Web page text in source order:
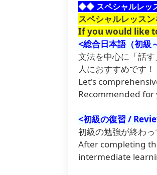
◆◆ スペシャルレ
スペシャルレッス
If you would like
<総合日本語（初
文法を中心に「話
人におすすめです！
Let's
Recommended for
<初級の復習 /
初級の勉強が終わ
After completing
intermediate